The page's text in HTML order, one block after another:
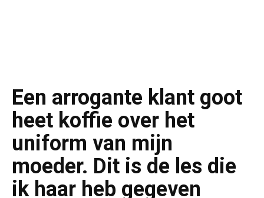
Een arrogante klant goot
heet koffie over het
uniform van mijn
moeder. Dit is de les die
ik haar heb gegeven